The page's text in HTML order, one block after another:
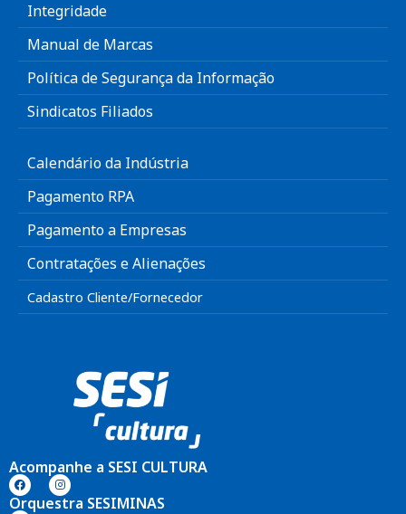
Integridade
Manual de Marcas
Política de Segurança da Informação
Sindicatos Filiados
Calendário da Indústria
Pagamento RPA
Pagamento a Empresas
Contratações e Alienações
Cadastro Cliente/Fornecedor
Acompanhe a SESI CULTURA
Orquestra SESIMINAS